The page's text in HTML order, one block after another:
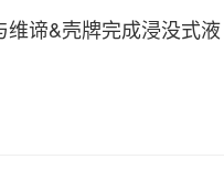
谛&壳牌完成浸没式液